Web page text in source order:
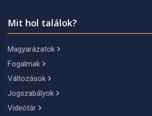
Mit hol találok?
Magyarázatok
Fogalmak
Változások
Jogszabályok
Videótár